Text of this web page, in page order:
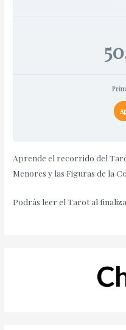
Aprende el recorrido del
Menores y las Figuras de la
Podrás leer el Tarot al